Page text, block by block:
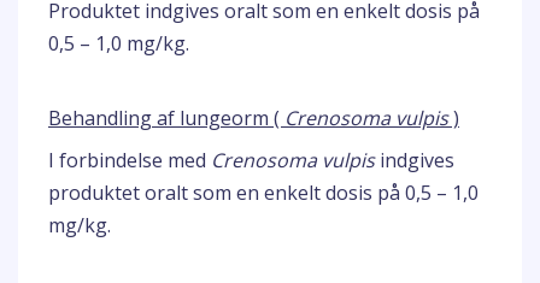
Produktet indgives oralt som en enkelt dosis på
0,5 – 1,0 mg/kg.
Behandling af lungeorm ( Crenosoma vulpis)
I forbindelse med Crenosoma vulpisindgives
produktet oralt som en enkelt dosis på 0,5 – 1,0
mg/kg.